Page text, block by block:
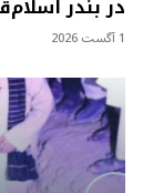
در بندر
1 آگست 2026